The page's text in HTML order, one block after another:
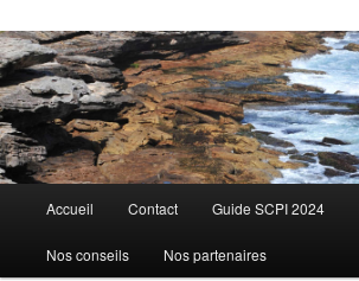
principal
Accueil Contact Guide SCPI 2024
Nos conseils Nos partenaires